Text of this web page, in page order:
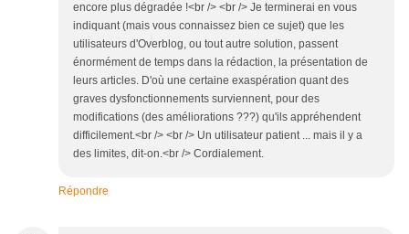
encore plus dégradée !<br /> <br /> Je terminerai en vous
indiquant (mais vous connaissez bien ce sujet) que les
utilisateurs d'Overblog, ou tout autre solution, passent
énormément de temps dans la rédaction, la présentation de
leurs articles. D'où une certaine exaspération quant des
graves dysfonctionnements surviennent, pour des
modifications (des améliorations ???) qu'ils appréhendent
difficilement.<br /> <br /> Un utilisateur patient ... mais il y a
des limites, dit-on.<br /> Cordialement.
Répondre